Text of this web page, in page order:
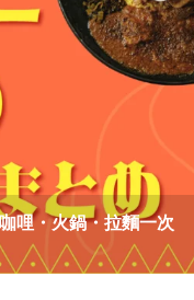
哩・火鍋・拉麵一次